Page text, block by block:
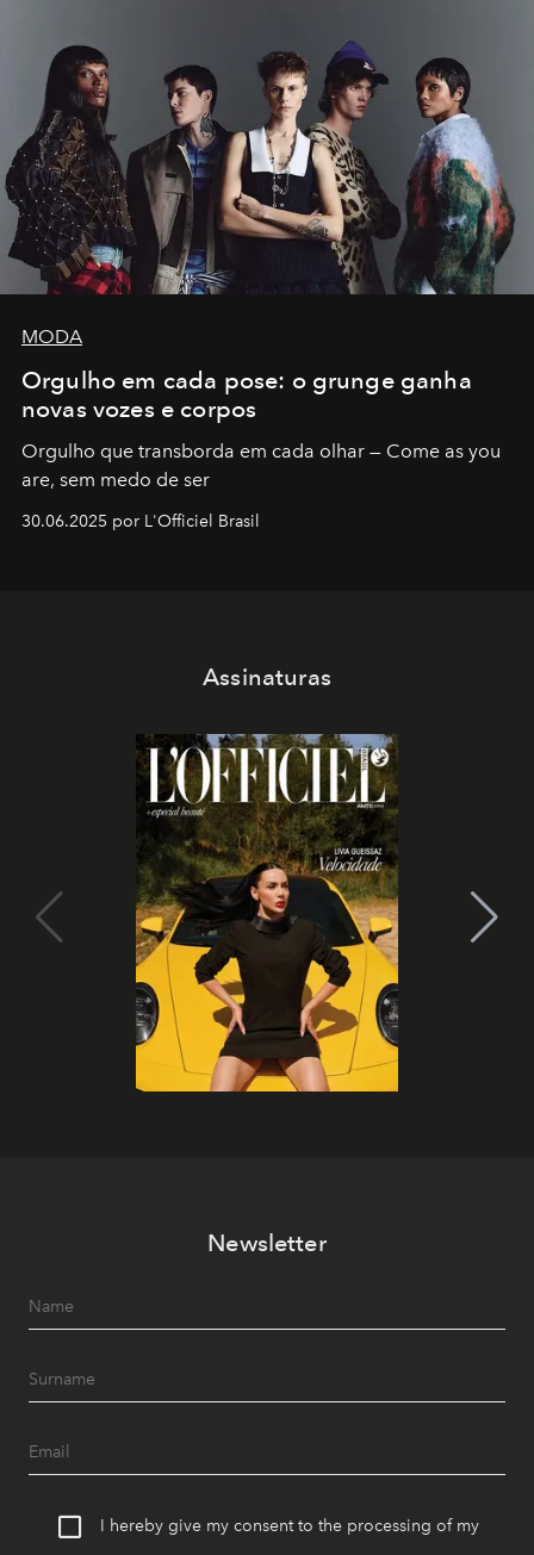
MODA
Orgulho em cada pose: o grunge ganha
novas vozes e corpos
Orgulho que transborda em cada olhar — Come as you
are, sem medo de ser
30.06.2025 por L'Officiel Brasil
Assinaturas
Newsletter
I hereby give my consent to the processing of my